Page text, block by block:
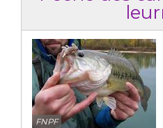
FNPF